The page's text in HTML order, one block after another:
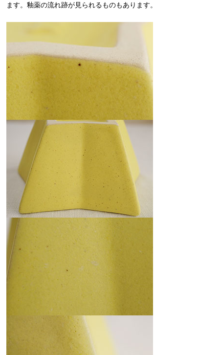
ます。釉薬の流れ跡が見られるものもあります。